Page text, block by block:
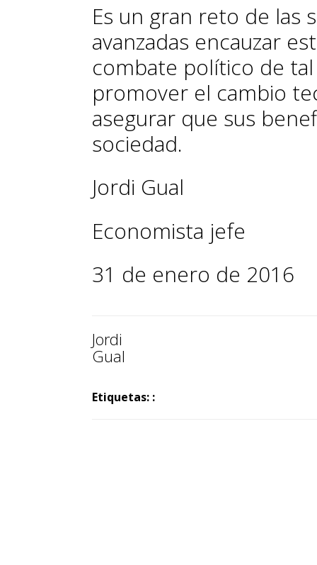
Es un gran reto de las
avanzadas encauzar
combate político de
promover el cambio
asegurar que sus
sociedad.
Jordi Gual
Economista jefe
31 de enero de 2016
Jordi
Gual
Etiquetas: